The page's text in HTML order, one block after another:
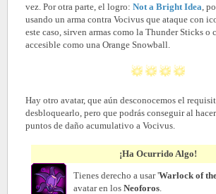
vez. Por otra parte, el logro: Not a Bright Idea
usando un arma contra Vocivus que ataque con
este caso, sirven armas como la Thunder Sticks o
accesible como una Orange Snowball.
Hay otro avatar, que aún desconocemos el
desbloquearlo, pero que podrás conseguir al
puntos de daño acumulativo a Vocivus.
¡Ha Ocurrido Algo!
Tienes derecho a usar 'Warlock of
avatar en los Neoforos